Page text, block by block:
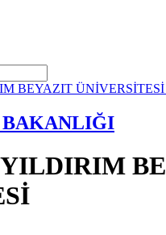
BAKANLIĞI